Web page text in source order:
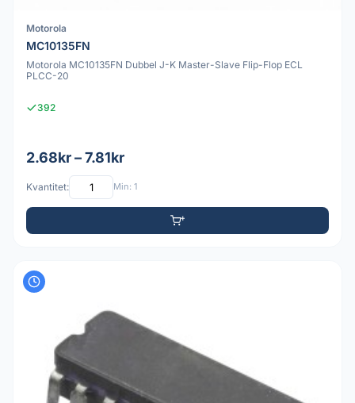
Motorola
MC10135FN
Motorola MC10135FN Dubbel J-K Master-Slave Flip-Flop ECL
PLCC-20
392
2.68kr – 7.81kr
Kvantitet: Min: 1